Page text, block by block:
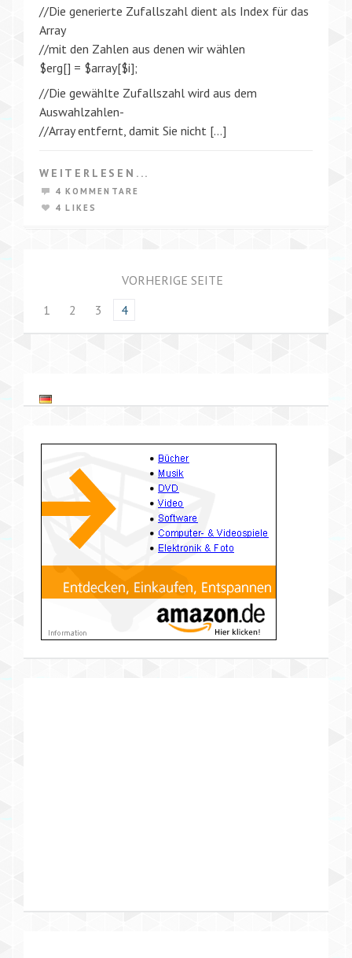
//Die generierte Zufallszahl dient als Index für das
Array
//mit den Zahlen aus denen wir wählen
$erg[] = $array[$i];
//Die gewählte Zufallszahl wird aus dem
Auswahlzahlen-
//Array entfernt, damit Sie nicht […]
WEITERLESEN...
4 KOMMENTARE
4 LIKES
VORHERIGE SEITE
1
2 3 4